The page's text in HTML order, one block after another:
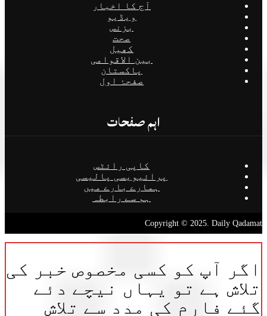
آج کا اخبار
ویڈیو
بزنس
صحت
کھیل
بین الاقوامی
پاکستان
صفحۂ اول
اہم صفحات
کاپی رائٹس
پرائیویسی پالیسی
ہمارے بارے میں
ہم سے رابطہ
Copyright © 2025. Daily Qadamat
اگر آپ کو کسی مخصوص خبر کی
تلاش ہے تو یہاں نیچے دئے
گئے فارم کی مدد سے تلاش